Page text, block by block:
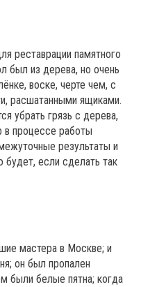
реставрации памятного
был из дерева, но очень
воске, черте чем, с
расшатанными ящиками.
убрать грязь с дерева,
процессе работы
результаты и
будет, если сделать так
мастера в Москве; и
он был пропален
были белые пятна; когда